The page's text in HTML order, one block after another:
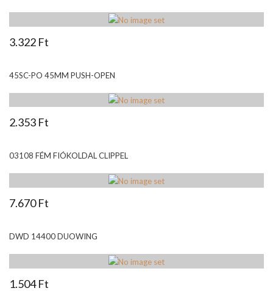
3.322 Ft
45SC-PO 45MM PUSH-OPEN
2.353 Ft
03108 FÉM FIÓKOLDAL CLIPPEL
7.670 Ft
DWD 14400 DUOWING
1.504 Ft